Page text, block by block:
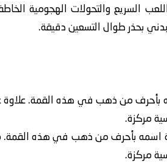
السريع والتحولات الهجومية
بحذر طوال التسعين دقيقة.
بأحرف من ذهب في هذه القمة.
مركزة.
اسمه بأحرف من ذهب في هذه
مركزة.